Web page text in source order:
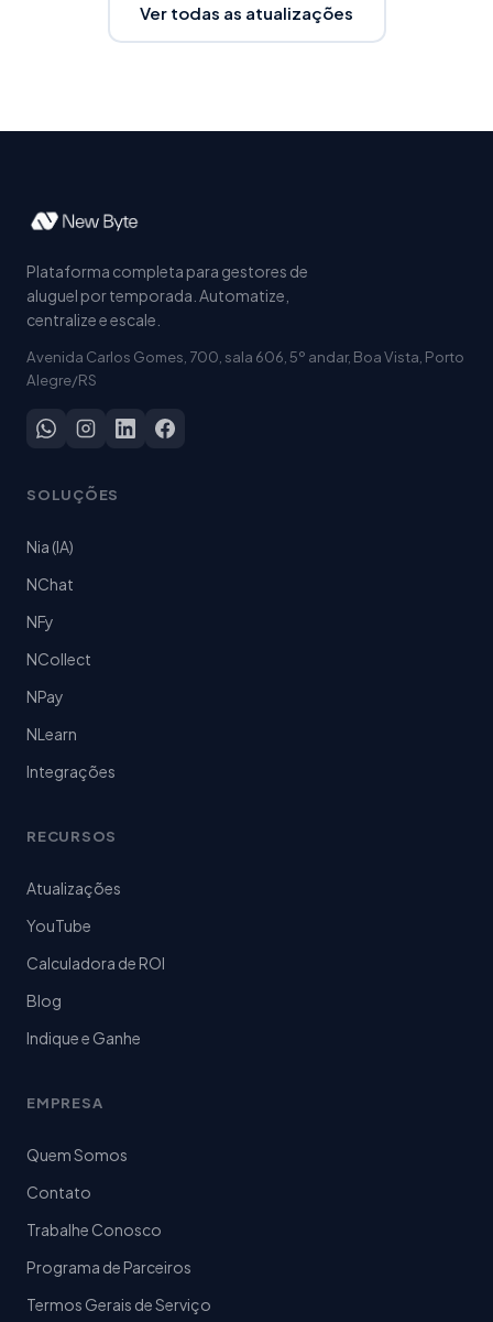
Ver todas as atualizações
Plataforma completa para gestores de
aluguel por temporada. Automatize,
centralize e escale.
Avenida Carlos Gomes, 700, sala 606, 5º andar, Boa Vista, Porto
Alegre/RS
SOLUÇÕES
Nia (IA)
NChat
NFy
NCollect
NPay
NLearn
Integrações
RECURSOS
Atualizações
YouTube
Calculadora de ROI
Blog
Indique e Ganhe
EMPRESA
Quem Somos
Contato
Trabalhe Conosco
Programa de Parceiros
Termos Gerais de Serviço